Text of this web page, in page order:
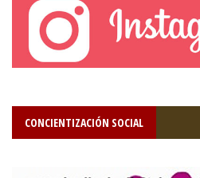
CONCIENTIZACIÓN SOCIAL